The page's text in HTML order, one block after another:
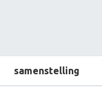
samenstelling